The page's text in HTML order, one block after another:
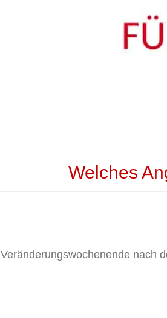
Welches
Veränderungswochenende nach